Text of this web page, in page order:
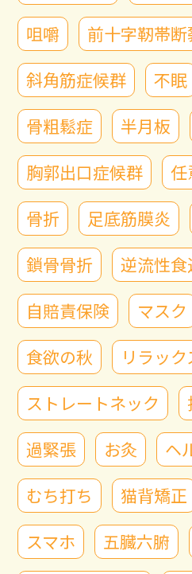
咀嚼
前十字靭帯断
斜角筋症候群
不眠
骨粗鬆症
半月板
胸郭出口症候群
任
骨折
足底筋膜炎
鎖骨骨折
逆流性食
自賠責保険
マスク
食欲の秋
リラック
ストレートネック
過緊張
お灸
ヘ
むち打ち
猫背矯正
スマホ
五臓六腑